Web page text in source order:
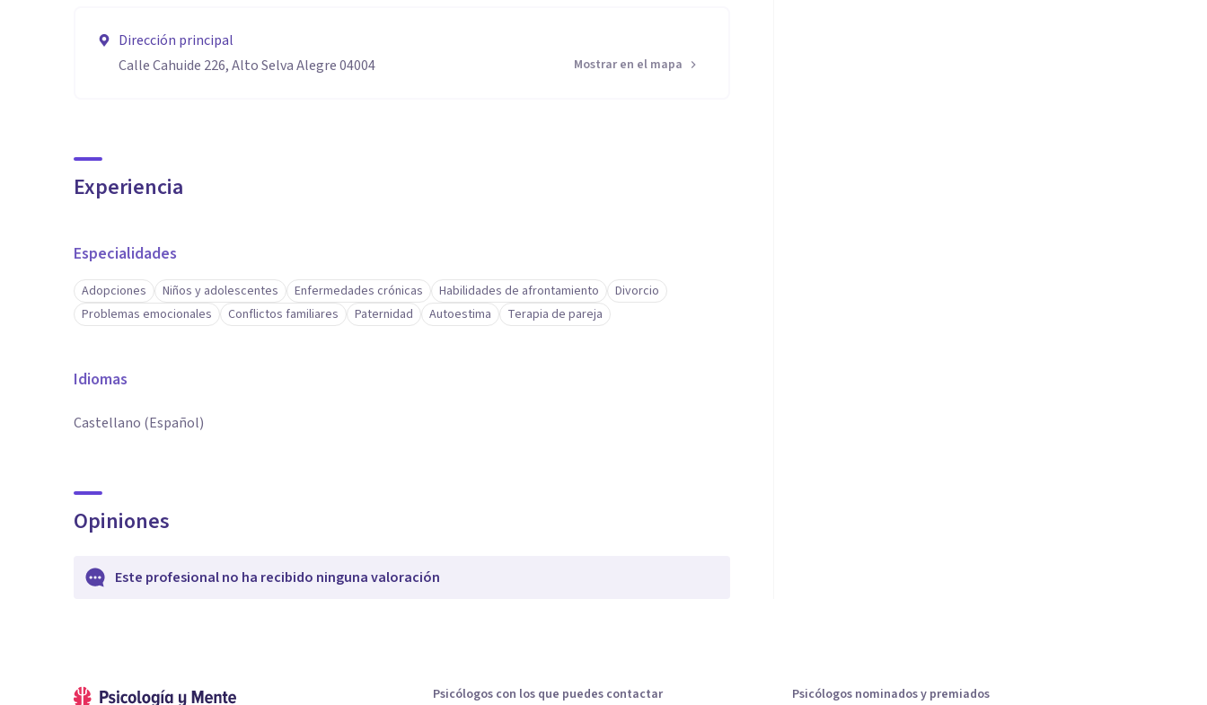
Dirección principal
Calle Cahuide 226, Alto Selva Alegre 04004
Mostrar en el mapa
Experiencia
Especialidades
Adopciones Niños y adolescentes Enfermedades crónicas Habilidades de afrontamiento
Divorcio
Problemas emocionales
Conflictos familiares Paternidad Autoestima Terapia de pareja
Idiomas
Castellano (Español)
Opiniones
Este profesional no ha recibido ninguna valoración
Psicólogos con los que puedes contactar Psicólogos nominados y premiados